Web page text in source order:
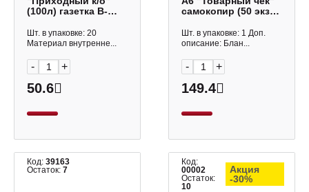
(100л) газетка B-
OfficeSpace
Шт. в упаковке: 20
Материал внутренне...
- +
50.6
самокопир (50 экз)
OfficeSpace
Шт. в упаковке: 1 Доп.
описание: Блан...
- +
149.4
Код: 39163
Остаток: 7
Код:
00002
Остаток:
10
Акция
-30%